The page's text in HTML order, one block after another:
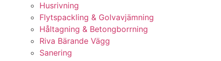
Husrivning
Flytspackling & Golvavjämning
Håltagning & Betongborrning
Riva Bärande Vägg
Sanering